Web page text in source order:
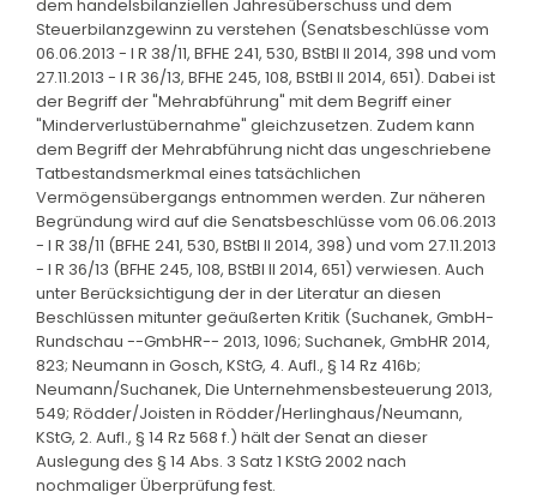
dem handelsbilanziellen Jahresüberschuss und dem
Steuerbilanzgewinn zu verstehen (Senatsbeschlüsse vom
06.06.2013 - I R 38/11, BFHE 241, 530, BStBl II 2014, 398 und vom
27.11.2013 - I R 36/13, BFHE 245, 108, BStBl II 2014, 651). Dabei ist
der Begriff der "Mehrabführung" mit dem Begriff einer
"Minderverlustübernahme" gleichzusetzen. Zudem kann
dem Begriff der Mehrabführung nicht das ungeschriebene
Tatbestandsmerkmal eines tatsächlichen
Vermögensübergangs entnommen werden. Zur näheren
Begründung wird auf die Senatsbeschlüsse vom 06.06.2013
- I R 38/11 (BFHE 241, 530, BStBl II 2014, 398) und vom 27.11.2013
- I R 36/13 (BFHE 245, 108, BStBl II 2014, 651) verwiesen. Auch
unter Berücksichtigung der in der Literatur an diesen
Beschlüssen mitunter geäußerten Kritik (Suchanek, GmbH-
Rundschau --GmbHR-- 2013, 1096; Suchanek, GmbHR 2014,
823; Neumann in Gosch, KStG, 4. Aufl., § 14 Rz 416b;
Neumann/Suchanek, Die Unternehmensbesteuerung 2013,
549; Rödder/Joisten in Rödder/Herlinghaus/Neumann,
KStG, 2. Aufl., § 14 Rz 568 f.) hält der Senat an dieser
Auslegung des § 14 Abs. 3 Satz 1 KStG 2002 nach
nochmaliger Überprüfung fest.